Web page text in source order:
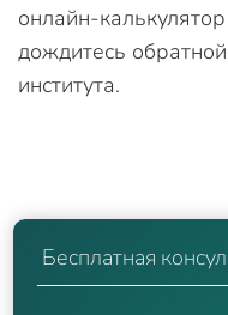
онлайн-
дождитесь
института.
Бесплатная